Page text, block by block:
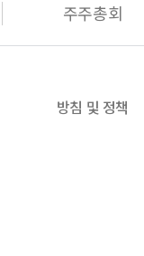
주주총회
방침 및 정책